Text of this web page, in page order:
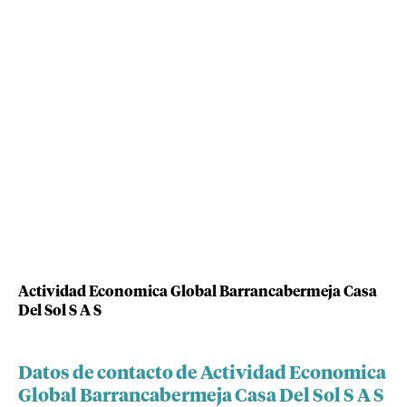
Actividad Economica Global Barrancabermeja Casa
Del Sol S A S
Datos de contacto de Actividad Economica
Global Barrancabermeja Casa Del Sol S A S